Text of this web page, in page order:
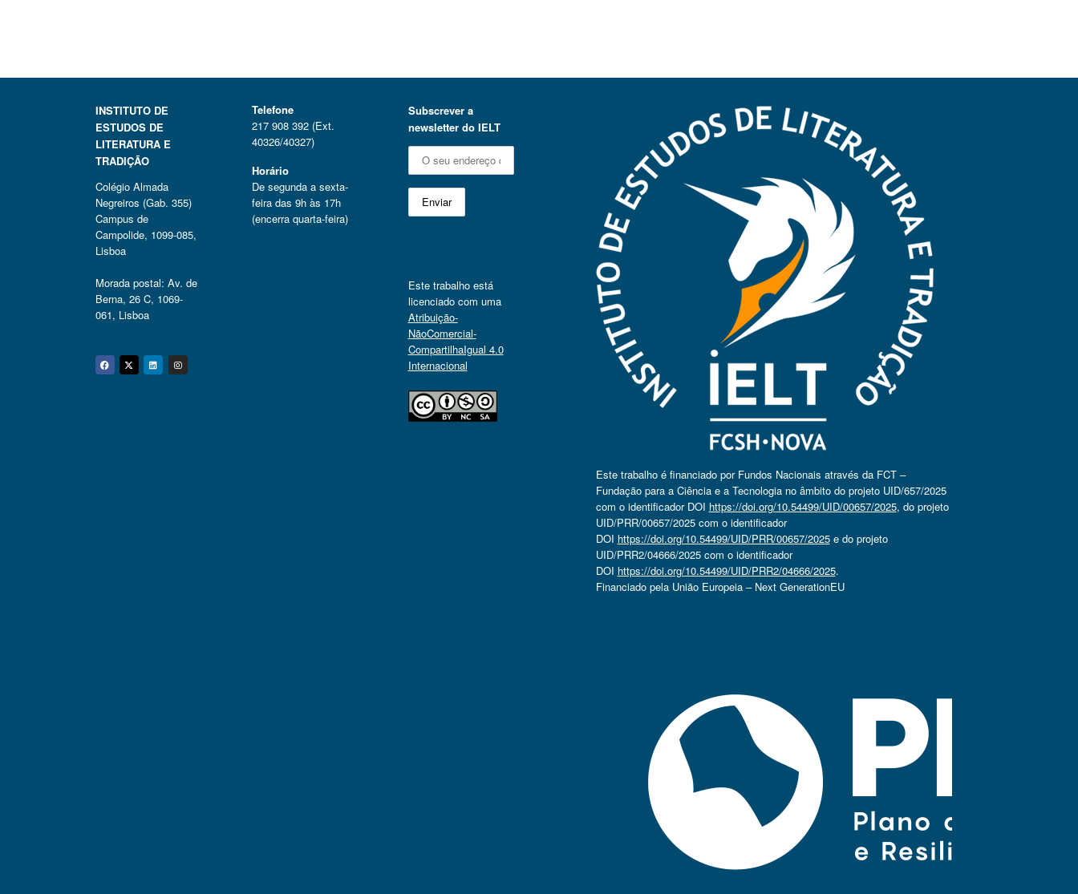
INSTITUTO DE
ESTUDOS DE
LITERATURA E
TRADIÇÃO
Colégio Almada
Negreiros (Gab. 355)
Campus de
Campolide, 1099-085,
Lisboa
Morada postal: Av. de
Berna, 26 C, 1069-
061, Lisboa
Facebook
Twitter
Linkedin
Instagram
Telefone
217 908 392 (Ext.
40326/40327)
Horário
De segunda a sexta-
feira das 9h às 17h
(encerra quarta-feira)
Subscrever a
newsletter do IELT
Este trabalho está
licenciado com uma
Atribuição-
NãoComercial-
CompartilhaIgual 4.0
Internacional
Este trabalho é financiado por Fundos Nacionais através da FCT –
Fundação para a Ciência e a Tecnologia no âmbito do projeto UID/657/2025
com o identificador DOI https://doi.org/10.54499/UID/00657/2025, do projeto
UID/PRR/00657/2025 com o identificador
DOI https://doi.org/10.54499/UID/PRR/00657/2025e do projeto
UID/PRR2/04666/2025 com o identificador
DOI https://doi.org/10.54499/UID/PRR2/04666/2025.
Financiado pela União Europeia – Next GenerationEU